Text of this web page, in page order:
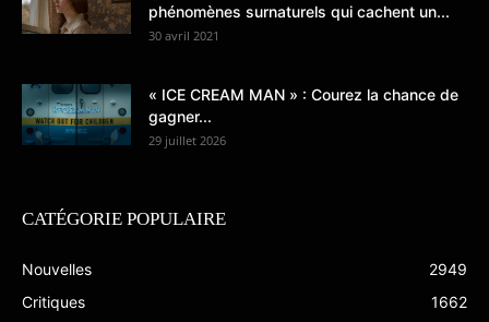
phénomènes surnaturels qui cachent un...
30 avril 2021
« ICE CREAM MAN » : Courez la chance de
gagner...
29 juillet 2026
CATÉGORIE POPULAIRE
Nouvelles
2949
Critiques
1662